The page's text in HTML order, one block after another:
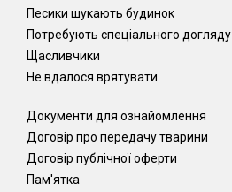
Песики шукають будинок
Потребують спеціального догляду
Щасливчики
Не вдалося врятувати
Документи для ознайомлення
Договір про передачу тварини
Договір публічної оферти
Пам'ятка